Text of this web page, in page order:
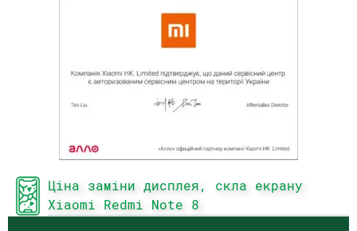
Ціна заміни дисплея, скла екрану
Xiaomi Redmi Note 8